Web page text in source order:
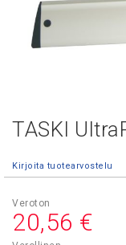
TASKI
Kirjoita tuotearvostelu
Asiakashinta
20,56 €
Skip
beginning
the
images
gallery